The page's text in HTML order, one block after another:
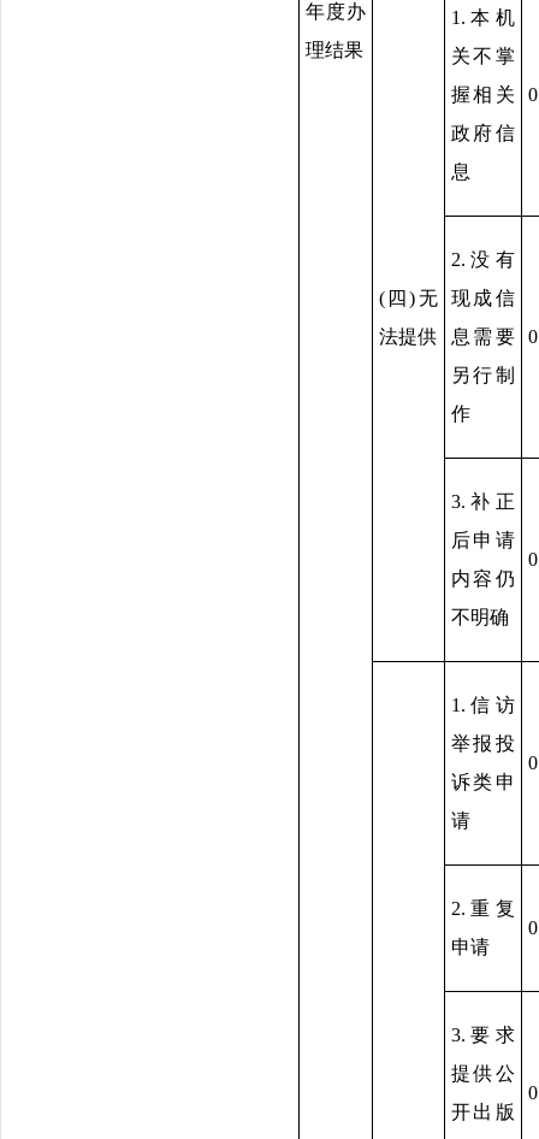
年度办
理结果
(四)无
法提供
1.本机
关不掌
握相关
政府信
息
0
2.没有
现成信
息需要
另行制
作
0
3.补正
后申请
内容仍
不明确
0
1.信访
举报投
诉类申
请
0
2.重复
申请
0
3.要求
提供公
开出版
0